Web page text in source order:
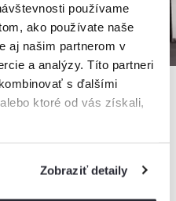
používame
ako používate naše
aj našim partnerom v
a analýzy. Títo partneri
s ďalšími
ktoré od vás získali,
Zobraziť detaily